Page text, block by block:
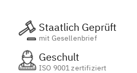
Staatlich Geprüft
mit Gesellenbrief
Geschult
ISO 9001 zertifiziert